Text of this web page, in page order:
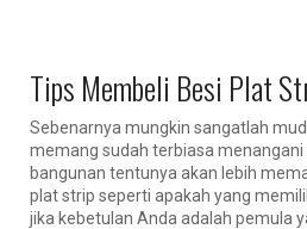
Tips Membeli Besi Plat
Sebenarnya mungkin sangatlah
memang sudah terbiasa
bangunan tentunya akan lebih
plat strip seperti apakah yang
jika kebetulan Anda adalah pemula